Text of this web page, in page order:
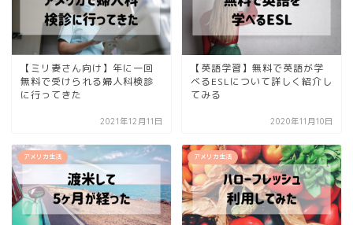
【ミリ妻さん向け】年に一回
無料で受けられる婦人科検診
に行ってきた
2021年12月11日
【英語学習】無料で英語が学
べるESLについて詳しく紹介し
てみる
2020年11月10日
アメリカ生活 アメリカ生活